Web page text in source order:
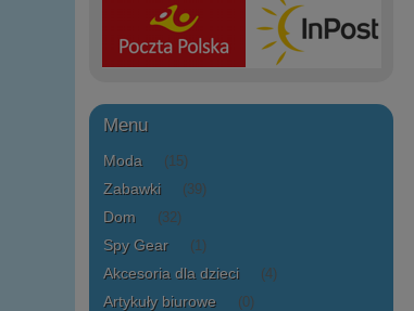
Menu
Moda (15)
Zabawki (39)
Dom (32)
Spy Gear (1)
Akcesoria dla dzieci (4)
Artykuły biurowe (0)